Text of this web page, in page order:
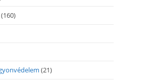
(160)
(21)